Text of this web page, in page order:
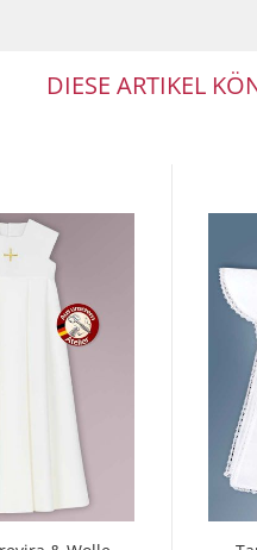
DIESE ARTIKEL